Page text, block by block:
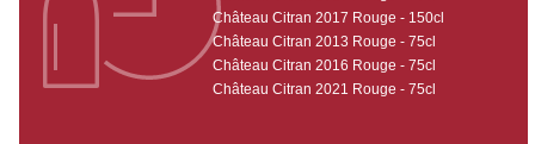
Château Citran 2017 Rouge - 150cl
Château Citran 2013 Rouge - 75cl
Château Citran 2016 Rouge - 75cl
Château Citran 2021 Rouge - 75cl